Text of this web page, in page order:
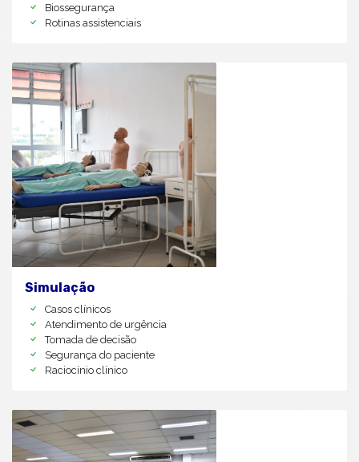
Biossegurança
Rotinas assistenciais
Simulação
Casos clínicos
Atendimento de urgência
Tomada de decisão
Segurança do paciente
Raciocínio clínico